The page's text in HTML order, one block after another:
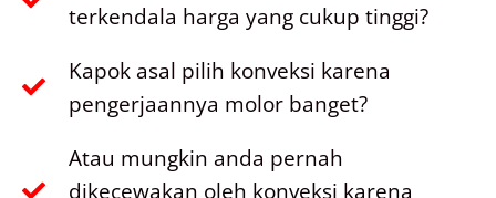
terkendala harga yang cukup tinggi?
Kapok asal pilih konveksi karena
pengerjaannya molor banget?
Atau mungkin anda pernah
dikecewakan oleh konveksi karena